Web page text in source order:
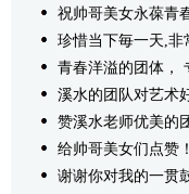
祝帅哥美女永葆青
珍惜当下毎一天,非
青春洋溢的团体，
溪水的团队对艺术
赞溪水老师优美的
给帅哥美女们点赞！
谢谢你对我的一贯